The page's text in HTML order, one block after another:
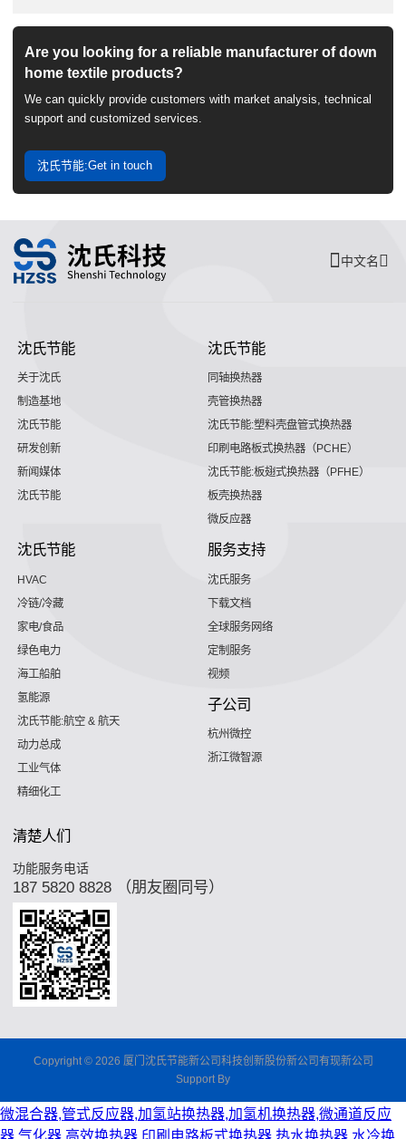
Are you looking for a reliable manufacturer of down
home textile products?
We can quickly provide customers with market analysis, technical
support and customized services.
沈氏节能:Get in touch
中文名
沈氏节能
关于沈氏
制造基地
沈氏节能
研发创新
新闻媒体
沈氏节能
沈氏节能
同轴换热器
壳管换热器
沈氏节能:塑料壳盘管式换热器
印刷电路板式换热器（PCHE）
沈氏节能:板翅式换热器（PFHE）
板壳换热器
微反应器
沈氏节能
HVAC
冷链/冷藏
家电/食品
绿色电力
海工船舶
氢能源
沈氏节能:航空 & 航天
动力总成
工业气体
精细化工
服务支持
沈氏服务
下载文档
全球服务网络
定制服务
视频
子公司
杭州微控
浙江微智源
清楚人们
功能服务电话
187 5820 8828 （朋友圈同号）
Copyright © 2026 厦门沈氏节能新公司科技创新股份新公司有现新公司
Support By
微混合器,管式反应器,加氢站换热器,加氢机换热器,微通道反应
器,气化器,高效换热器,印刷电路板式换热器,热水换热器,水冷换